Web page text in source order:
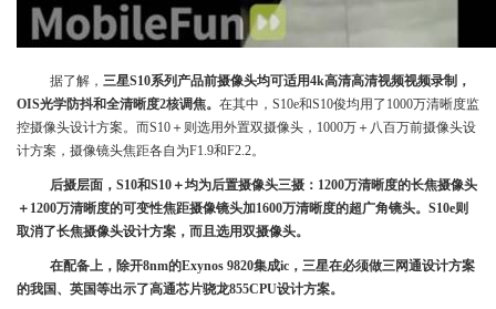
据了解， 三星S10系列产品前摄像头均可适用4k高清高清视频视频录制，
OIS光学防抖和全清晰度2核调焦。 在其中，S10e和S10俊均用了1000万清晰度监
控摄像头设计方案。而S10＋则选用外置双摄像头，1000万＋八百万前摄像头设
计方案，摄像镜头焦距各自为F1.9和F2.2。
后摄层面，S10和S10＋均为后置摄像头三摄：1200万清晰度的长焦摄像头
＋1200万清晰度的可变性焦距摄像镜头加1600万清晰度的超广角镜头。S10e则
取消了长焦摄像头设计方案，而且选用双摄像头。
在配备上，除开8nm的Exynos 9820集成ic，三星在必须做三网通设计方案
的我国、英国等出示了高通芯片骁龙855CPU设计方案。